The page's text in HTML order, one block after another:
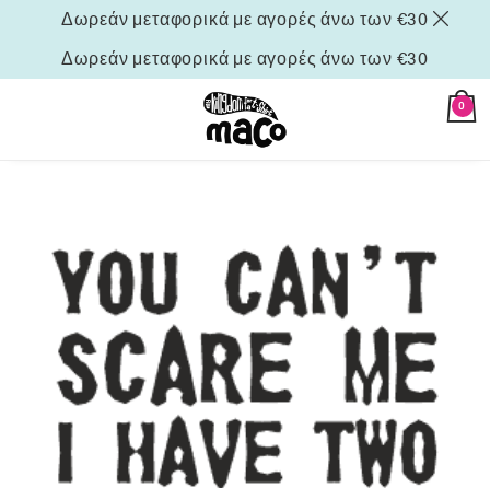
Δωρεάν μεταφορικά με αγορές άνω των €30
Δωρεάν μεταφορικά με αγορές άνω των €30
0